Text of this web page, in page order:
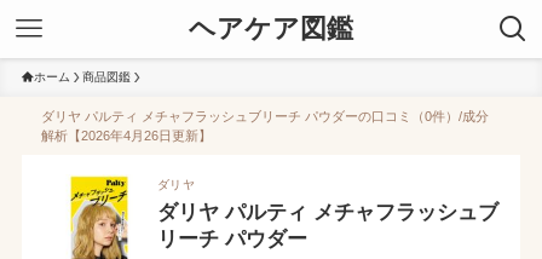
ヘアケア図鑑
ホーム 商品図鑑
ダリヤ パルティ メチャフラッシュブリーチ パウダーの口コミ（0件）/成分
解析【2026年4月26日更新】
ダリヤ
ダリヤ パルティ メチャフラッシュブ
リーチ パウダー